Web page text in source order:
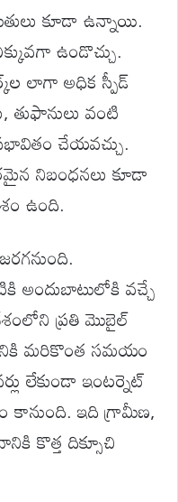
కూడా ఉన్నాయి.
ఉండొచ్చు.
లాగా అధిక స్పీడ్
తుఫానులు వంటి
చేయవచ్చు.
నిబంధనలు కూడా
ఉంది.
అందుబాటులోకి వచ్చే
ప్రతి మొబైల్
మరికొంత సమయం
లేకుండా ఇంటర్నెట్
ఇది గ్రామీణ,
కొత్త దిక్సూచి